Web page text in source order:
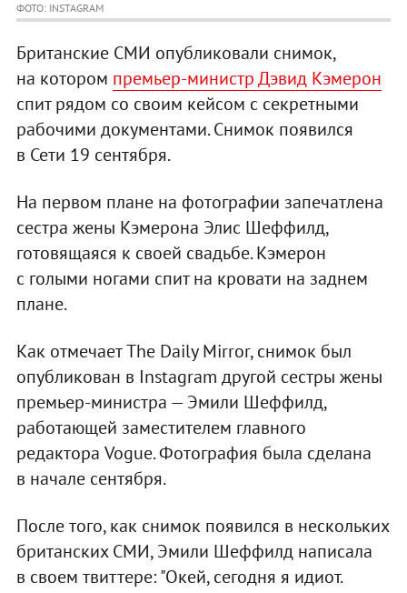
ФОТО: INSTAGRAM
Британские СМИ опубликовали снимок,
на котором премьер-министр Дэвид Кэмерон
спит рядом со своим кейсом с секретными
рабочими документами. Снимок появился
в Сети 19 сентября.
На первом плане на фотографии запечатлена
сестра жены Кэмерона Элис Шеффилд,
готовящаяся к своей свадьбе. Кэмерон
с голыми ногами спит на кровати на заднем
плане.
Как отмечает The Daily Mirror, снимок был
опубликован в Instagram другой сестры жены
премьер-министра — Эмили Шеффилд,
работающей заместителем главного
редактора Vogue. Фотография была сделана
в начале сентября.
После того, как снимок появился в нескольких
британских СМИ, Эмили Шеффилд написала
в своем твиттере: "Окей, сегодня я идиот.